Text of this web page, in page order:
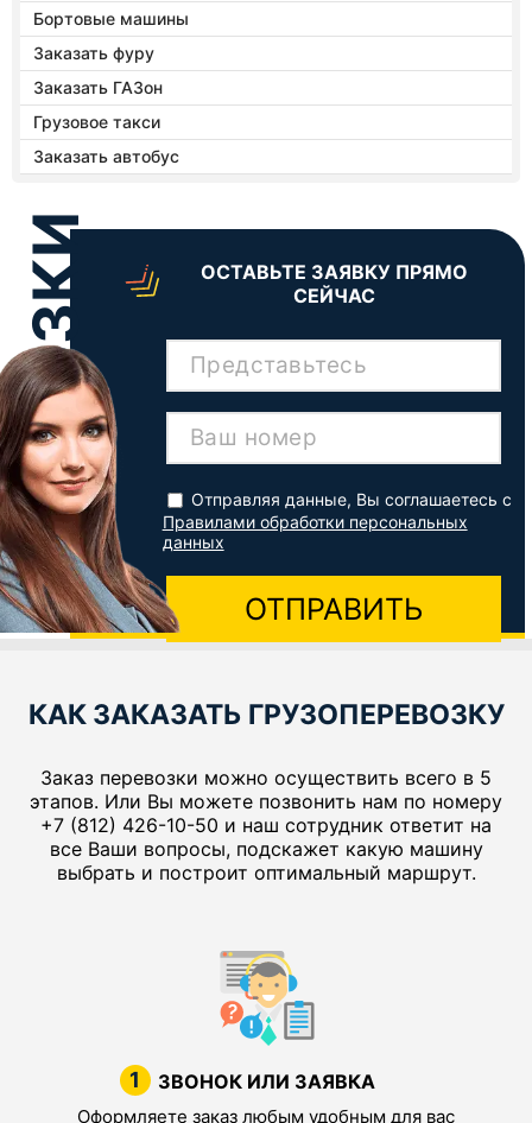
Бортовые машины
Заказать фуру
Заказать ГАЗон
Грузовое такси
Заказать автобус
ОСТАВЬТЕ ЗАЯВКУ ПРЯМО
СЕЙЧАС
Представьтесь
Ваш номер
Отправляя данные, Вы соглашаетесь с
Правилами обработки персональных
данных
ОТПРАВИТЬ
КАК ЗАКАЗАТЬ ГРУЗОПЕРЕВОЗКУ
Заказ перевозки можно осуществить всего в 5
этапов. Или Вы можете позвонить нам по номеру
+7 (812) 426-10-50 и наш сотрудник ответит на
все Ваши вопросы, подскажет какую машину
выбрать и построит оптимальный маршрут.
1 ЗВОНОК ИЛИ ЗАЯВКА
Оформляете заказ любым удобным для вас